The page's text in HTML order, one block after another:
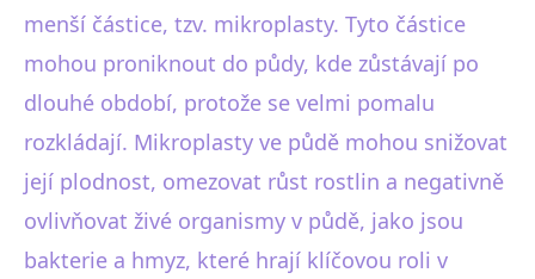
menší částice, tzv. mikroplasty. Tyto částice
mohou proniknout do půdy, kde zůstávají po
dlouhé období, protože se velmi pomalu
rozkládají. Mikroplasty ve půdě mohou snižovat
její plodnost, omezovat růst rostlin a negativně
ovlivňovat živé organismy v půdě, jako jsou
bakterie a hmyz, které hrají klíčovou roli v